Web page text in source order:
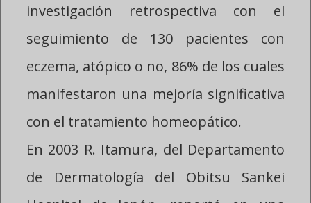
investigación retrospectiva con el
seguimiento de 130 pacientes con
eczema, atópico o no, 86% de los cuales
manifestaron una mejoría significativa
con el tratamiento homeopático.
En 2003 R. Itamura, del Departamento
de Dermatología del Obitsu Sankei